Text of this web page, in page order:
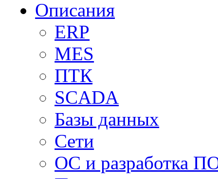
Описания
ERP
MES
ПТК
SCADA
Базы данных
Сети
ОС и разработка